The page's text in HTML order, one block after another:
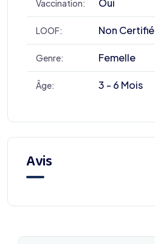
Vaccination: Oui
LOOF: Non Certifié
Genre: Femelle
Âge: 3 - 6 Mois
Avis